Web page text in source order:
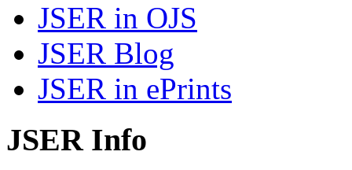
JSER in OJS
JSER Blog
JSER in ePrints
JSER Info